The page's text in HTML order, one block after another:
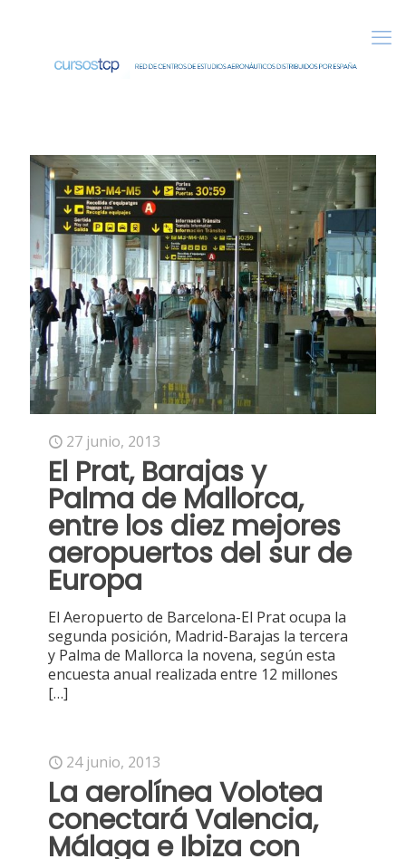
27 junio, 2013
El Prat, Barajas y
Palma de Mallorca,
entre los diez mejores
aeropuertos del sur de
Europa
El Aeropuerto de Barcelona-El Prat ocupa la
segunda posición, Madrid-Barajas la tercera
y Palma de Mallorca la novena, según esta
encuesta anual realizada entre 12 millones
[…]
24 junio, 2013
La aerolínea Volotea
conectará Valencia,
Málaga e Ibiza con